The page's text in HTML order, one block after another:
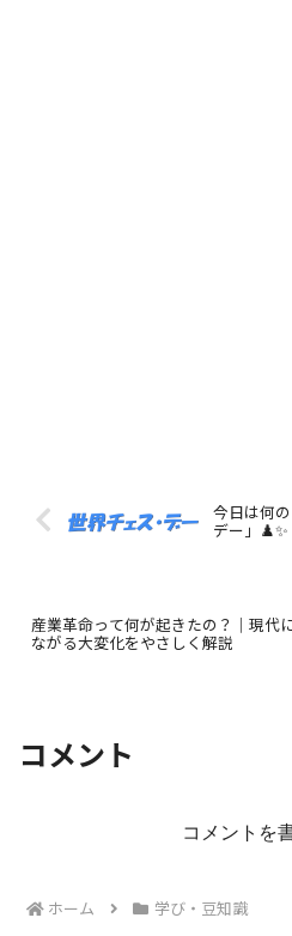
今日は何
デー」♟️✨
産業革命って何が起きたの？｜現代
ながる大変化をやさしく解説
コメント
コメントを
ホーム 学び・豆知識